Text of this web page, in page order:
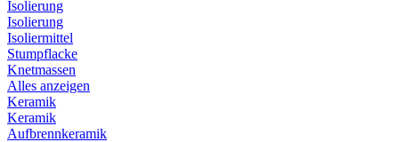
Isolierung
Isolierung
Isoliermittel
Stumpflacke
Knetmassen
Alles anzeigen
Keramik
Keramik
Aufbrennkeramik